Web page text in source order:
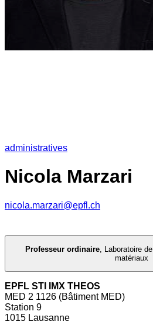
administratives
Nicola Marzari
nicola.marzari@epfl.ch
Professeur ordinaire, Laboratoire
matériaux
EPFL STI IMX THEOS
MED 2 1126 (Bâtiment MED)
Station 9
1015 Lausanne